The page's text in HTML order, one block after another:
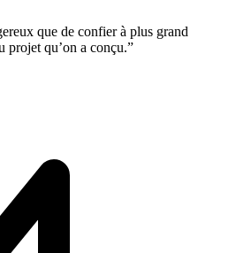
que de confier à plus grand
projet qu’on a conçu.”